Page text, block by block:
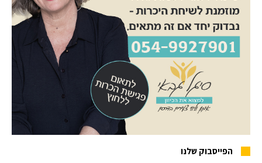
הפייסבוק שלנו